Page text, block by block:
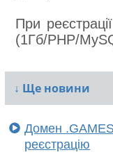
При
(1Гб/PHP/
↓ Ще новини
Домен .GAMES
реєстрацію